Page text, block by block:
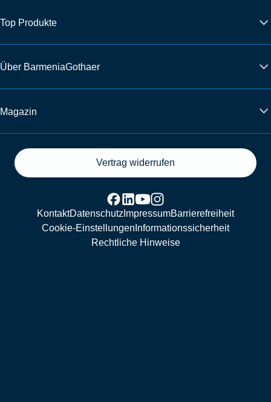
Top Produkte
Über BarmeniaGothaer
Magazin
Vertrag widerrufen
KontaktDatenschutz ImpressumBarrierefreiheit
Cookie-Einstellungen Informationssicherheit
Rechtliche Hinweise